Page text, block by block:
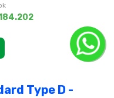
Type D -